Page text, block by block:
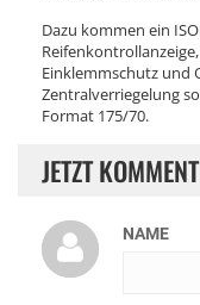
Dazu kommen ein
Einklemmschutz und
Zentralverriegelung
Format 175/70.
JETZT
NAME